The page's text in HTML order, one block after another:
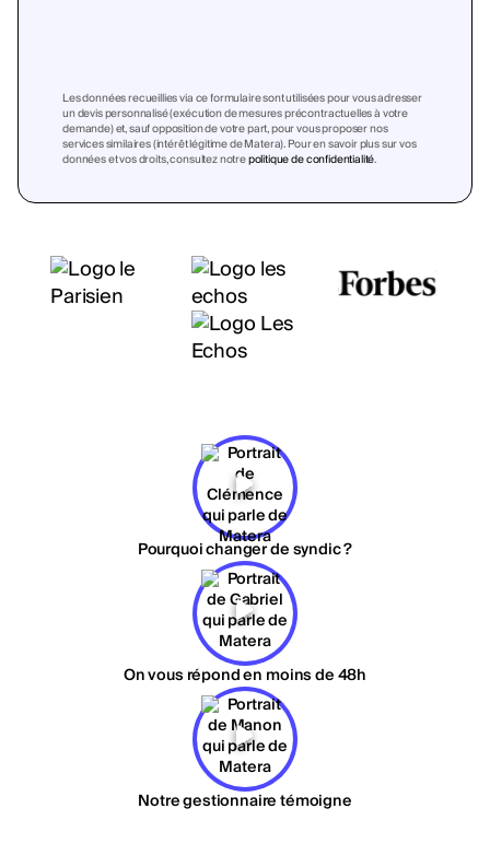
Les données recueillies via ce formulaire sont utilisées pour vous adresser
un devis personnalisé (exécution de mesures précontractuelles à votre
demande) et, sauf opposition de votre part, pour vous proposer nos
services similaires (intérêt légitime de Matera). Pour en savoir plus sur vos
données et vos droits, consultez notrepolitique de confidentialité.
Pourquoi changer de syndic ?
On vous répond en moins de 48h
Notre gestionnaire témoigne